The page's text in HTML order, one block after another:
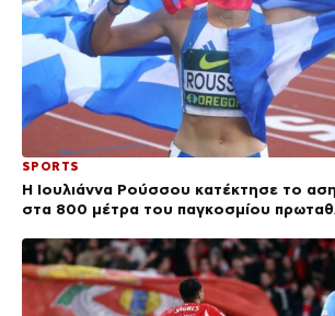
SPORTS
Η Ιουλιάννα Ρούσσου κατέκτησε το
στα 800 μέτρα του παγκοσμίου